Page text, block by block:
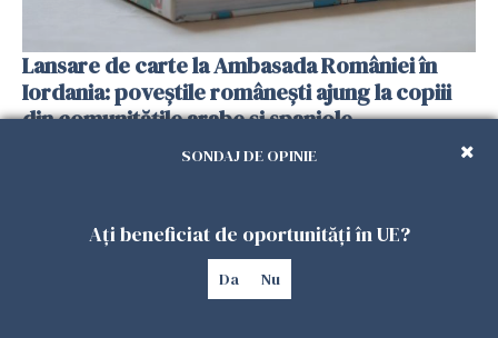
Lansare de carte la Ambasada României în
Iordania: poveștile românești ajung la copiii
din comunitățile arabe și spaniole
SONDAJ DE OPINIE
Ați beneficiat de oportunități în UE?
Da Nu